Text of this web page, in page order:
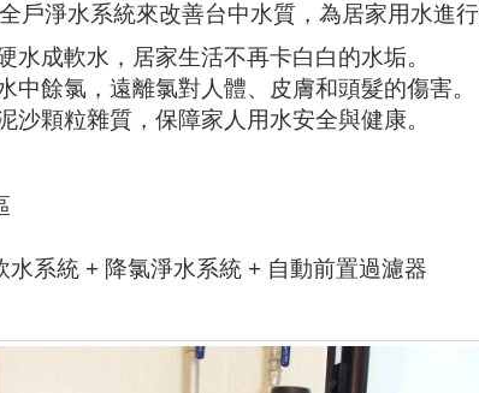
戶淨水系統來改善台中水質，為居家用水進行
水成軟水，居家生活不再卡白白的水垢。
中餘氯，遠離氯對人體、皮膚和頭髮的傷害。
沙顆粒雜質，保障家人用水安全與健康。
水系統 + 降氯淨水系統 + 自動前置過濾器